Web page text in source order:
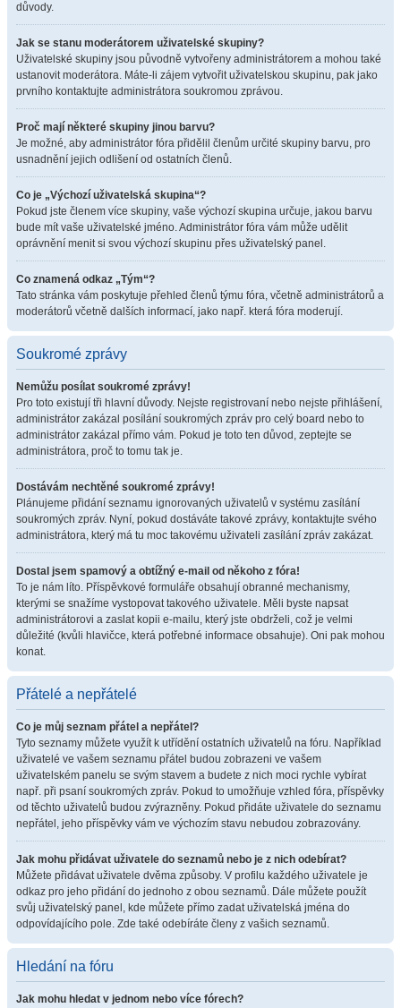
důvody.
Jak se stanu moderátorem uživatelské skupiny?
Uživatelské skupiny jsou původně vytvořeny administrátorem a mohou také
ustanovit moderátora. Máte-li zájem vytvořit uživatelskou skupinu, pak jako
prvního kontaktujte administrátora soukromou zprávou.
Proč mají některé skupiny jinou barvu?
Je možné, aby administrátor fóra přidělil členům určité skupiny barvu, pro
usnadnění jejich odlišení od ostatních členů.
Co je „Výchozí uživatelská skupina“?
Pokud jste členem více skupiny, vaše výchozí skupina určuje, jakou barvu
bude mít vaše uživatelské jméno. Administrátor fóra vám může udělit
oprávnění menit si svou výchozí skupinu přes uživatelský panel.
Co znamená odkaz „Tým“?
Tato stránka vám poskytuje přehled členů týmu fóra, včetně administrátorů a
moderátorů včetně dalších informací, jako např. která fóra moderují.
Soukromé zprávy
Nemůžu posílat soukromé zprávy!
Pro toto existují tři hlavní důvody. Nejste registrovaní nebo nejste přihlášení,
administrátor zakázal posílání soukromých zpráv pro celý board nebo to
administrátor zakázal přímo vám. Pokud je toto ten důvod, zeptejte se
administrátora, proč to tomu tak je.
Dostávám nechtěné soukromé zprávy!
Plánujeme přidání seznamu ignorovaných uživatelů v systému zasílání
soukromých zpráv. Nyní, pokud dostáváte takové zprávy, kontaktujte svého
administrátora, který má tu moc takovému uživateli zasílání zpráv zakázat.
Dostal jsem spamový a obtížný e-mail od někoho z fóra!
To je nám líto. Příspěvkové formuláře obsahují obranné mechanismy,
kterými se snažíme vystopovat takového uživatele. Měli byste napsat
administrátorovi a zaslat kopii e-mailu, který jste obdrželi, což je velmi
důležité (kvůli hlavičce, která potřebné informace obsahuje). Oni pak mohou
konat.
Přátelé a nepřátelé
Co je můj seznam přátel a nepřátel?
Tyto seznamy můžete využít k utřídění ostatních uživatelů na fóru. Například
uživatelé ve vašem seznamu přátel budou zobrazeni ve vašem
uživatelském panelu se svým stavem a budete z nich moci rychle vybírat
např. při psaní soukromých zpráv. Pokud to umožňuje vzhled fóra, příspěvky
od těchto uživatelů budou zvýrazněny. Pokud přidáte uživatele do seznamu
nepřátel, jeho příspěvky vám ve výchozím stavu nebudou zobrazovány.
Jak mohu přidávat uživatele do seznamů nebo je z nich odebírat?
Můžete přidávat uživatele dvěma způsoby. V profilu každého uživatele je
odkaz pro jeho přidání do jednoho z obou seznamů. Dále můžete použít
svůj uživatelský panel, kde můžete přímo zadat uživatelská jména do
odpovídajícího pole. Zde také odebíráte členy z vašich seznamů.
Hledání na fóru
Jak mohu hledat v jednom nebo více fórech?